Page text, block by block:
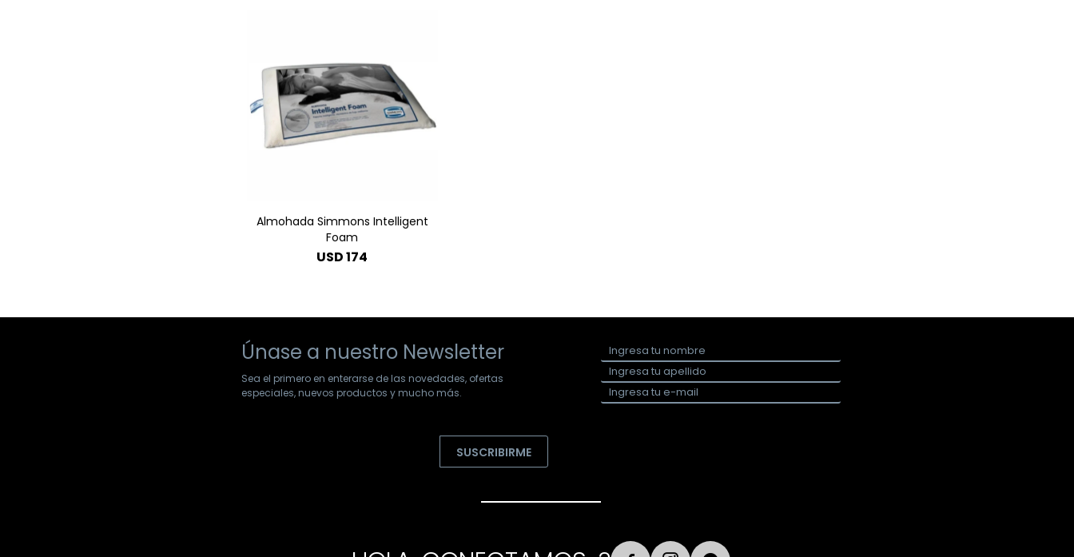
Almohada Simmons Intelligent
Foam
USD174
Únase a nuestro Newsletter
Sea el primero en enterarse de las novedades, ofertas
especiales, nuevos productos y mucho más.
SUSCRIBIRME